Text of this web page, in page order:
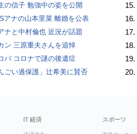
の信子 勉強中の姿を公開
アナの山本里菜 離婚を公表
ナと中村倫也 近況が話題
ン 三原重夫さんを追悼
バ コロナで謎の後遺症
ごい過保護」辻希美に賛否
15.
16.
17.
18.
19.
20.
IT 経済 スポーツ